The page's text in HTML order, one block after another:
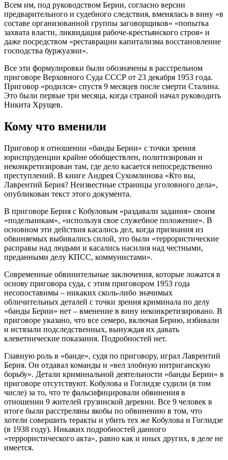
Всем им, под руководством Берии, согласно версии
предварительного и судебного следствия, вменялась в вину «в
составе организованной группы заговорщиков» «попытка
захвата власти, ликвидация рабоче-крестьянского строя» и
даже посредством «реставрации капитализма восстановление
господства буржуазии».
Все эти формулировки были обозначены в расстрельном
приговоре Верховного Суда СССР от 23 декабря 1953 года.
Приговор «родился» спустя 9 месяцев после смерти Сталина.
Это были первые три месяца, когда страной начал руководить
Никита Хрущев.
Кому что вменили
Приговор в отношении «банды Берии» с точки зрения
юриспруденции крайне обобществлен, политизирован и
неконкретизирован там, где дело касается непосредственно
преступлений. В книге Андрея Сухомлинова «Кто вы,
Лаврентий Берия? Неизвестные страницы уголовного дела»,
опубликован текст этого документа.
В приговоре Берия с Кобуловым «раздавали задания» своим
«подельникам», «используя свое служебное положение». В
основном эти действия касались дел, когда признания из
обвиняемых выбивались силой, это были «террористические
расправы над людьми и касались насилия над честными,
преданными делу КПСС, коммунистами».
Современные обвинительные заключения, которые ложатся в
основу приговора суда, с этим приговором 1953 года
несопоставимы – никаких сколь-либо значимых
обличительных деталей с точки зрения криминала по делу
«банды Берии» нет – вменение в вину неконкретизировано. В
приговоре указано, что все семеро, включая Берию, избивали
и истязали подследственных, вынуждая их давать
клеветнические показания. Подробностей нет.
Главную роль в «банде», судя по приговору, играл Лаврентий
Берия. Он отдавал команды и «вел злобную интриганскую
борьбу». Детали криминальной деятельности «банды Берии» в
приговоре отсутствуют. Кобулова и Гоглидзе судили (в том
числе) за то, что те фальсифицировали обвинения в
отношении 9 жителей грузинской деревни. Все 9 человек в
итоге были расстреляны якобы по обвинению в том, что
хотели совершить теракты и убить тех же Кобулова и Гоглидзе
(в 1938 году). Никаких подробностей данного
«террористического акта», равно как и иных других, в деле не
имеется.